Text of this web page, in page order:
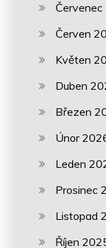
Červen
Květen
Duben
Březen
Únor
Leden
Prosinec
Listopad
Říjen